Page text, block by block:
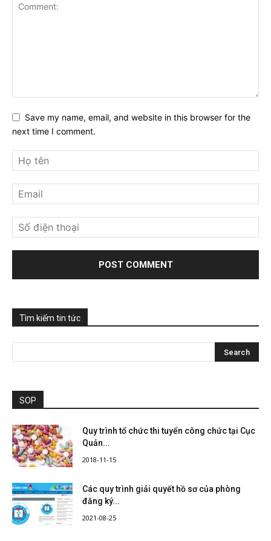
Save my name, email, and website in this browser for the
next time I comment.
Tìm kiếm tin tức
SOP
Quy trình tổ chức thi tuyển công chức tại Cục
Quản...
2018-11-15
Các quy trình giải quyết hồ sơ của phòng
đăng ký...
2021-08-25